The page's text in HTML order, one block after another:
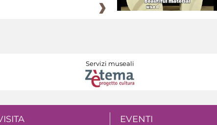
Servizi museali
EVENTI